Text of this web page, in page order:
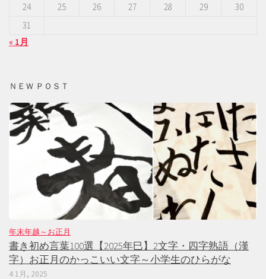
24
25 26 27 28 29
30
31
« 1月
ＮＥＷ ＰＯＳＴ
年末年越～お正月
書き初め言葉100選【2025年巳】2文字・四字熟語（漢
字）お正月のかっこいい文字～小学生のひらがな
4 1月, 2025